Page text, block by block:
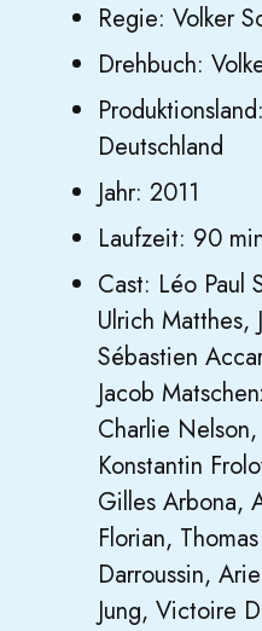
Regie: Volker
Drehbuch:
Deutschland
Jahr: 2011
Laufzeit: 90
Cast: Léo Paul
Ulrich Matthes,
Sébastien
Jacob
Charlie
Konstantin
Gilles Arbona,
Florian,
Darroussin,
Jung, Victoire